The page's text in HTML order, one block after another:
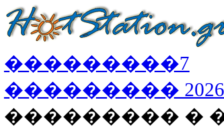
���������7
��������� 2026
��������� �